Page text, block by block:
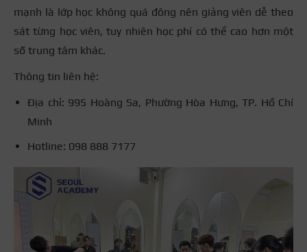
mạnh là lớp học không quá đông nên giảng viên dễ theo
sát từng học viên, tuy nhiên học phí có thể cao hơn một
số trung tâm khác.
Thông tin liên hệ:
Địa chỉ: 995 Hoàng Sa, Phường Hòa Hưng, TP. Hồ Chí
Minh
Hotline: 098 888 7177